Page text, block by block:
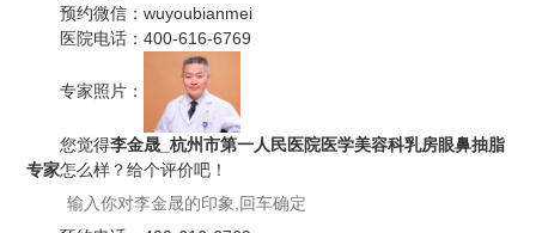
预约微信：wuyoubianmei
医院电话：400-616-6769
专家照片：
您觉得李金晟_杭州市第一人民医院医学美容科乳房眼鼻抽脂
专家怎么样？给个评价吧！